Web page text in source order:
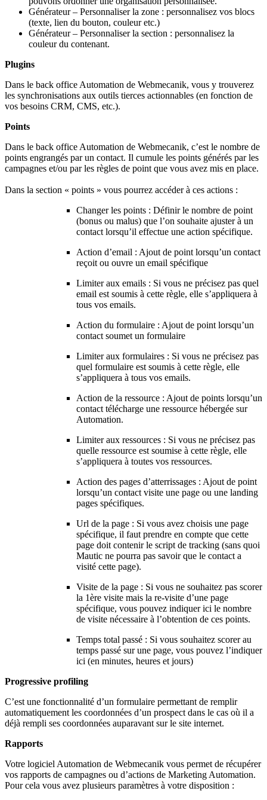
Générateur – Personnaliser la zone : personnalisez vos blocs
(texte, lien du bouton, couleur etc.)
Générateur – Personnaliser la section : personnalisez la
couleur du contenant.
Plugins
Dans le back office Automation de Webmecanik, vous y trouverez
les synchronisations aux outils tierces actionnables (en fonction de
vos besoins CRM, CMS, etc.).
Points
Dans le back office Automation de Webmecanik, c’est le nombre de
points engrangés par un contact. Il cumule les points générés par les
campagnes et/ou par les règles de point que vous avez mis en place.
Dans la section « points » vous pourrez accéder à ces actions :
Changer les points : Définir le nombre de point
(bonus ou malus) que l’on souhaite ajuster à un
contact lorsqu’il effectue une action spécifique.
Action d’email : Ajout de point lorsqu’un contact
reçoit ou ouvre un email spécifique
Limiter aux emails : Si vous ne précisez pas quel
email est soumis à cette règle, elle s’appliquera à
tous vos emails.
Action du formulaire : Ajout de point lorsqu’un
contact soumet un formulaire
Limiter aux formulaires : Si vous ne précisez pas
quel formulaire est soumis à cette règle, elle
s’appliquera à tous vos emails.
Action de la ressource : Ajout de points lorsqu’un
contact télécharge une ressource hébergée sur
Automation.
Limiter aux ressources : Si vous ne précisez pas
quelle ressource est soumise à cette règle, elle
s’appliquera à toutes vos ressources.
Action des pages d’atterrissages : Ajout de point
lorsqu’un contact visite une page ou une landing
pages spécifiques.
Url de la page : Si vous avez choisis une page
spécifique, il faut prendre en compte que cette
page doit contenir le script de tracking (sans quoi
Mautic ne pourra pas savoir que le contact a
visité cette page).
Visite de la page : Si vous ne souhaitez pas scorer
la 1ère visite mais la re-visite d’une page
spécifique, vous pouvez indiquer ici le nombre
de visite nécessaire à l’obtention de ces points.
Temps total passé : Si vous souhaitez scorer au
temps passé sur une page, vous pouvez l’indiquer
ici (en minutes, heures et jours)
Progressive profiling
C’est une fonctionnalité d’un formulaire permettant de remplir
automatiquement les coordonnées d’un prospect dans le cas où il a
déjà rempli ses coordonnées auparavant sur le site internet.
Rapports
Votre logiciel Automation de Webmecanik vous permet de récupérer
vos rapports de campagnes ou d’actions de Marketing Automation.
Pour cela vous avez plusieurs paramètres à votre disposition :